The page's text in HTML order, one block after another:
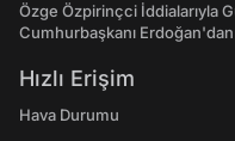
Özge Özpirinçci İddialarıyla
Cumhurbaşkanı
Hızlı Erişim
Hava Durumu